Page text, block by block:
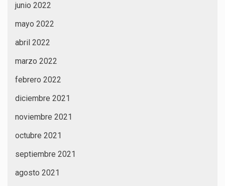
junio 2022
mayo 2022
abril 2022
marzo 2022
febrero 2022
diciembre 2021
noviembre 2021
octubre 2021
septiembre 2021
agosto 2021